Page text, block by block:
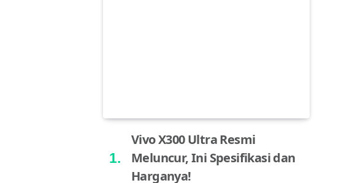
Vivo X300 Ultra Resmi
Meluncur, Ini Spesifikasi dan
Harganya!